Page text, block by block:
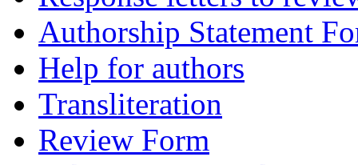
Authorship Statement
Help for authors
Transliteration
Review Form